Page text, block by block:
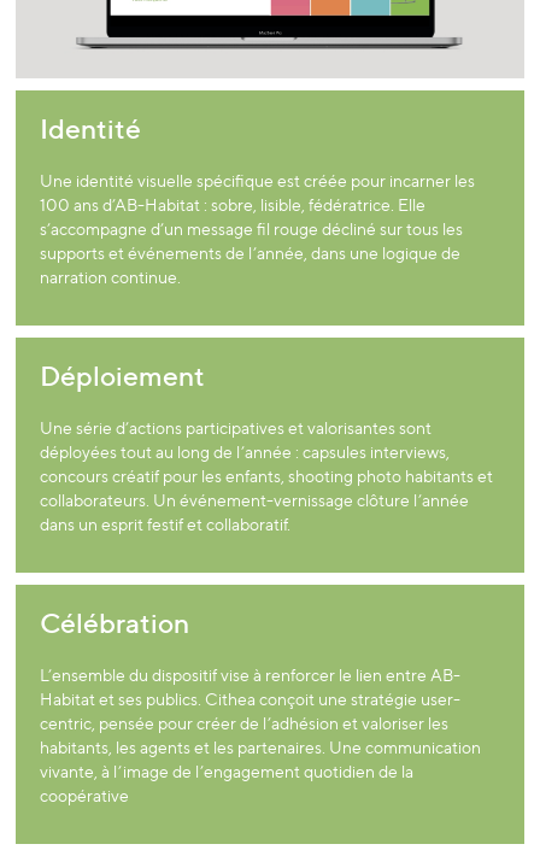
Identité
Une identité visuelle spécifique est créée pour incarner les
100 ans d’AB-Habitat : sobre, lisible, fédératrice. Elle
s’accompagne d’un message fil rouge décliné sur tous les
supports et événements de l’année, dans une logique de
narration continue.
Déploiement
Une série d’actions participatives et valorisantes sont
déployées tout au long de l’année : capsules interviews,
concours créatif pour les enfants, shooting photo habitants et
collaborateurs. Un événement-vernissage clôture l’année
dans un esprit festif et collaboratif.
Célébration
L’ensemble du dispositif vise à renforcer le lien entre AB-
Habitat et ses publics. Cithea conçoit une stratégie user-
centric, pensée pour créer de l’adhésion et valoriser les
habitants, les agents et les partenaires. Une communication
vivante, à l’image de l’engagement quotidien de la
coopérative